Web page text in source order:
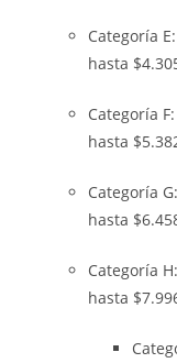
Categoría
hasta
Categoría
hasta
Categoría
hasta
Categoría
hasta